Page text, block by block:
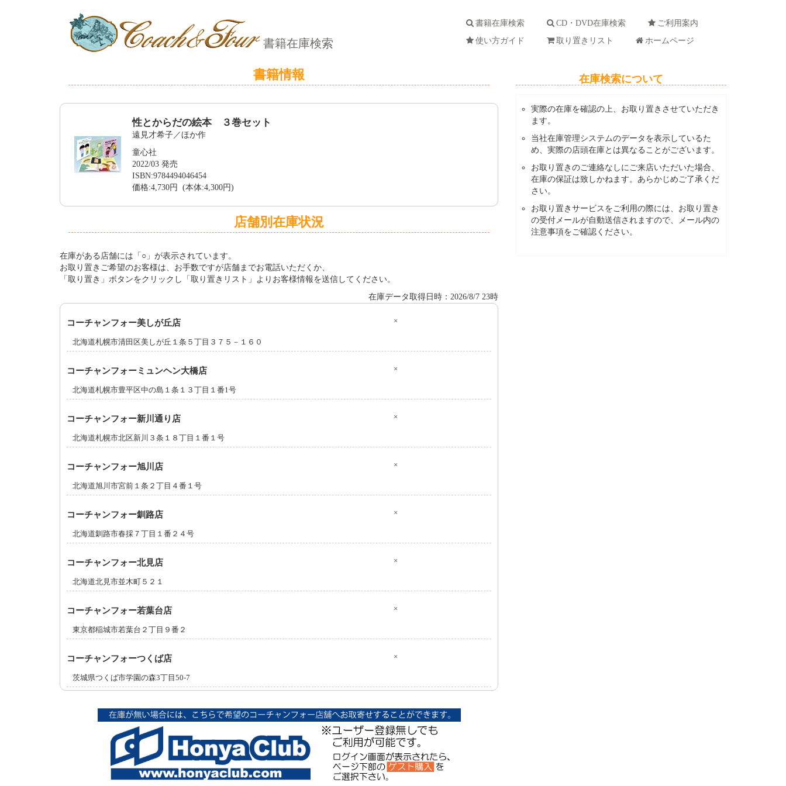
書籍在庫検索
書籍在庫検索 CD・DVD在庫検索
ご利用案内
使い方ガイド
取り置きリスト ホームページ
書籍情報
性とからだの絵本 ３巻セット
遠見才希子／ほか作
童心社
2022/03 発売
ISBN:9784494046454
価格:4,730円 (本体:4,300円)
店舗別在庫状況
在庫がある店舗には「○」が表示されています。
お取り置きご希望のお客様は、お手数ですが店舗までお電話いただくか、
「取り置き」ボタンをクリックし「取り置きリスト」よりお客様情報を送信してください。
在庫データ取得日時：2026/8/7 23時
コーチャンフォー美しが丘店 ×
北海道札幌市清田区美しが丘１条５丁目３７５－１６０
コーチャンフォーミュンヘン大橋店 ×
北海道札幌市豊平区中の島１条１３丁目１番1号
コーチャンフォー新川通り店 ×
北海道札幌市北区新川３条１８丁目１番１号
コーチャンフォー旭川店 ×
北海道旭川市宮前１条２丁目４番１号
コーチャンフォー釧路店 ×
北海道釧路市春採７丁目１番２４号
コーチャンフォー北見店 ×
北海道北見市並木町５２１
コーチャンフォー若葉台店 ×
東京都稲城市若葉台２丁目９番２
コーチャンフォーつくば店 ×
茨城県つくば市学園の森3丁目50-7
在庫検索について
実際の在庫を確認の上、お取り置きさせていただき
ます。
当社在庫管理システムのデータを表示しているた
め、実際の店頭在庫とは異なることがございます。
お取り置きのご連絡なしにご来店いただいた場合、
在庫の保証は致しかねます。あらかじめご了承くだ
さい。
お取り置きサービスをご利用の際には、お取り置き
の受付メールが自動送信されますので、メール内の
注意事項をご確認ください。